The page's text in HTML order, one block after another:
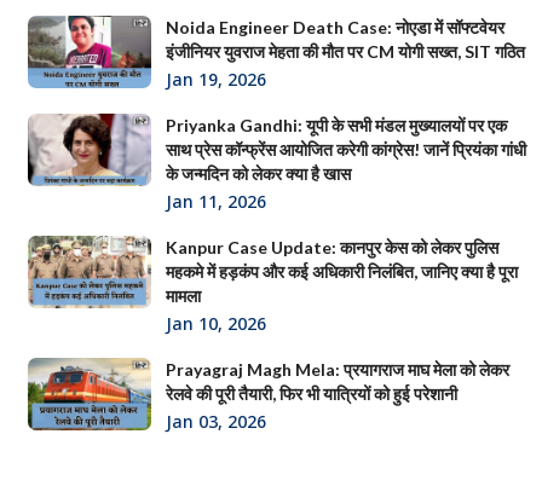
Noida Engineer Death Case: नोएडा में सॉफ्टवेयर
इंजीनियर युवराज मेहता की मौत पर CM योगी सख्त, SIT गठित
Jan 19, 2026
Priyanka Gandhi: यूपी के सभी मंडल मुख्यालयों पर एक
साथ प्रेस कॉन्फ्रेंस आयोजित करेगी कांग्रेस! जानें प्रियंका गांधी
के जन्मदिन को लेकर क्या है खास
Jan 11, 2026
Kanpur Case Update: कानपुर केस को लेकर पुलिस
महकमे में हड़कंप और कई अधिकारी निलंबित, जानिए क्या है पूरा
मामला
Jan 10, 2026
Prayagraj Magh Mela: प्रयागराज माघ मेला को लेकर
रेलवे की पूरी तैयारी, फिर भी यात्रियों को हुई परेशानी
Jan 03, 2026